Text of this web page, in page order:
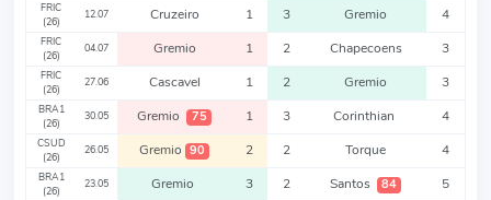
FRIC
(26)
12.07 Cruzeiro 1 3 Gremio 4
FRIC
(26)
04.07 Gremio 1 2 Chapecoens 3
FRIC
(26)
27.06 Cascavel 1 2 Gremio 3
BRA1
(26)
30.05 Gremio 75 1 3 Corinthian 4
CSUD
(26)
26.05 Gremio 90 2 2 Torque 4
BRA1
(26)
23.05 Gremio 3 2 Santos 84 5